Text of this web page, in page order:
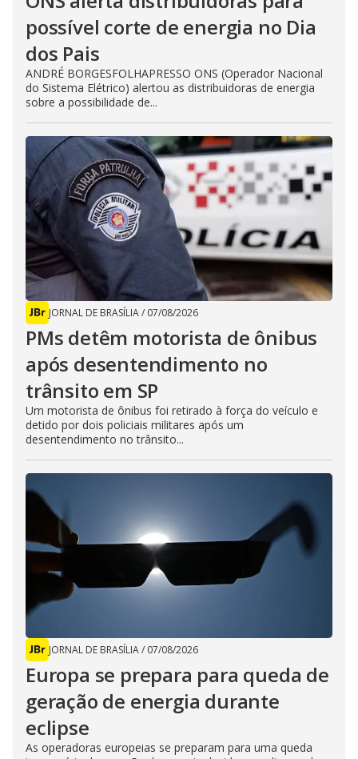
possível corte de energia no Dia
dos Pais
ANDRÉ BORGESFOLHAPRESSO ONS (Operador Nacional
do Sistema Elétrico) alertou as distribuidoras de energia
sobre a possibilidade de...
JORNAL DE BRASÍLIA/ 07/08/2026
PMs detêm motorista de ônibus
após desentendimento no
trânsito em SP
Um motorista de ônibus foi retirado à força do veículo e
detido por dois policiais militares após um
desentendimento no trânsito...
JORNAL DE BRASÍLIA/ 07/08/2026
Europa se prepara para queda de
geração de energia durante
eclipse
As operadoras europeias se preparam para uma queda